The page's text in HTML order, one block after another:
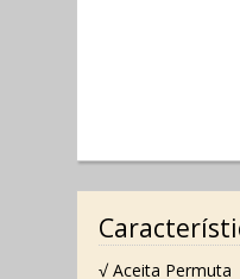
√ Aceita Permuta